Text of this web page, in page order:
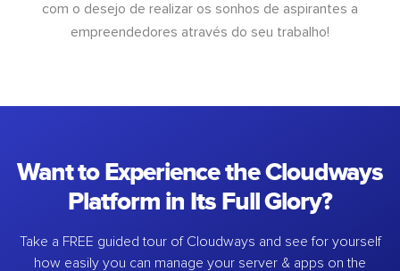
com o desejo de realizar os sonhos de aspirantes a
empreendedores através do seu trabalho!
Want to Experience the Cloudways
Platform in Its Full Glory?
Take a FREE guided tour of Cloudways and see for yourself
how easily you can manage your server & apps on the